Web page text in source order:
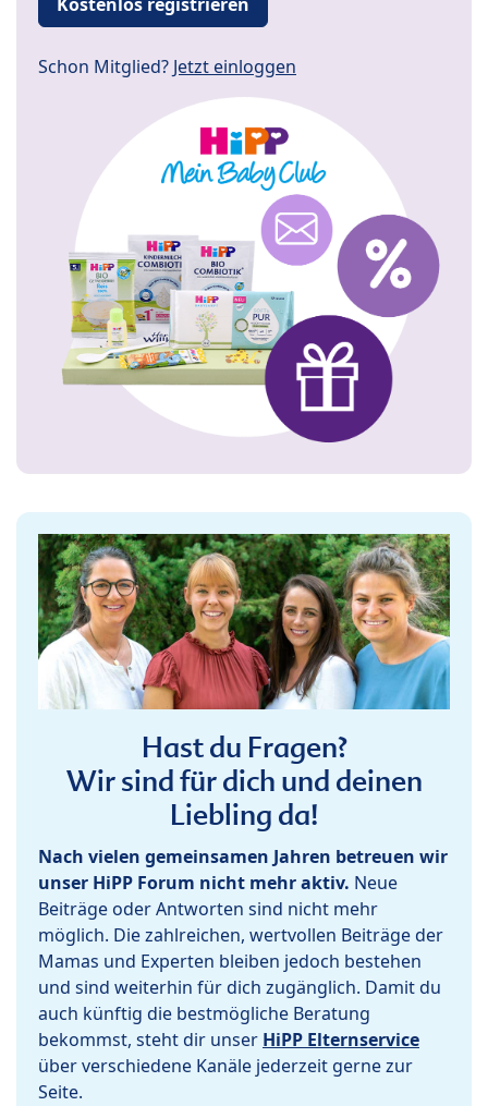
Schon Mitglied? Jetzt einloggen
Hast du Fragen?
Wir sind für dich und deinen
Liebling da!
Nach vielen gemeinsamen Jahren betreuen wir
unser HiPP Forum nicht mehr aktiv. Neue
Beiträge oder Antworten sind nicht mehr
möglich. Die zahlreichen, wertvollen Beiträge der
Mamas und Experten bleiben jedoch bestehen
und sind weiterhin für dich zugänglich. Damit du
auch künftig die bestmögliche Beratung
bekommst, steht dir unser HiPP Elternservice
über verschiedene Kanäle jederzeit gerne zur
Seite.